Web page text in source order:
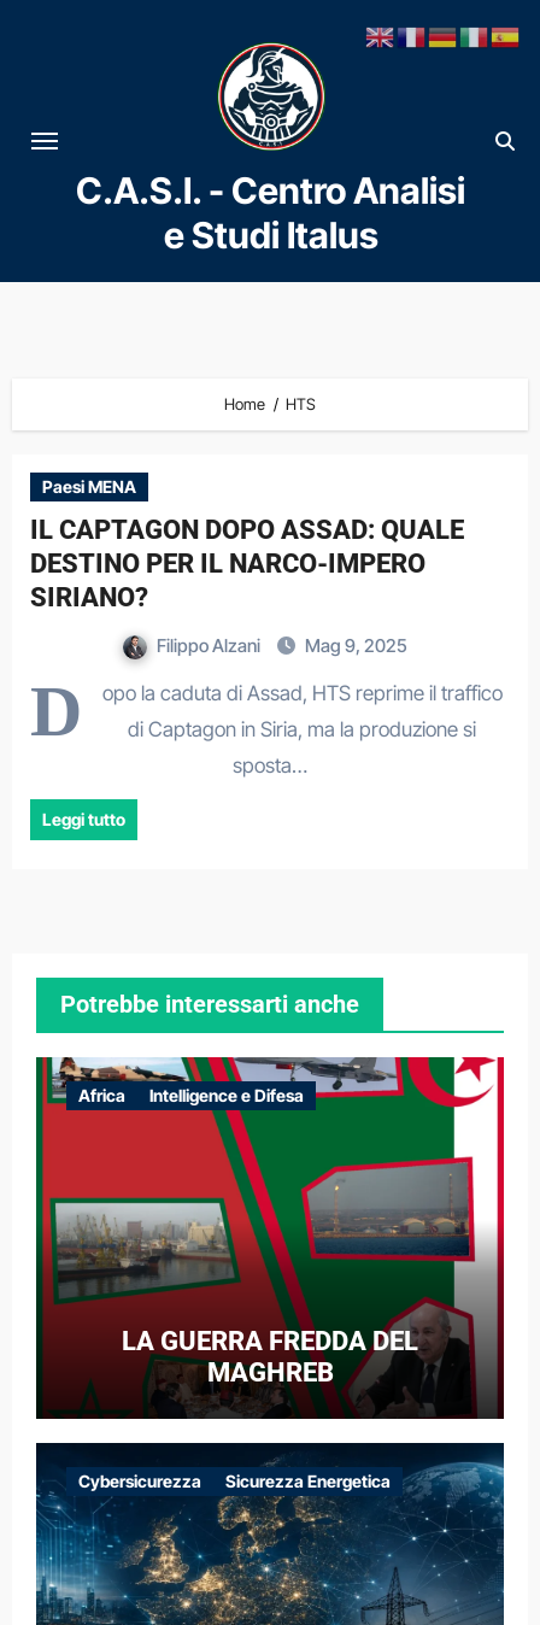
al
contenuto
C.A.S.I. - Centro Analisi
e Studi Italus
Home HTS
Paesi MENA
IL CAPTAGON DOPO ASSAD: QUALE
DESTINO PER IL NARCO-IMPERO
SIRIANO?
Filippo Alzani Mag 9, 2025
D
opo la caduta di Assad, HTS reprime il traffico
di Captagon in Siria, ma la produzione si
sposta…
Leggi tutto
Potrebbe interessarti anche
Africa Intelligence e Difesa
LA GUERRA FREDDA DEL
MAGHREB
Cybersicurezza Sicurezza Energetica